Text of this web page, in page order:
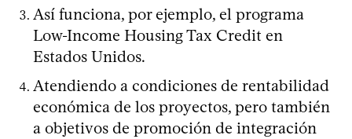
Así funciona, por ejemplo, el programa
Low-Income Housing Tax Credit en
Estados Unidos.
Atendiendo a condiciones de rentabilidad
económica de los proyectos, pero también
a objetivos de promoción de integración